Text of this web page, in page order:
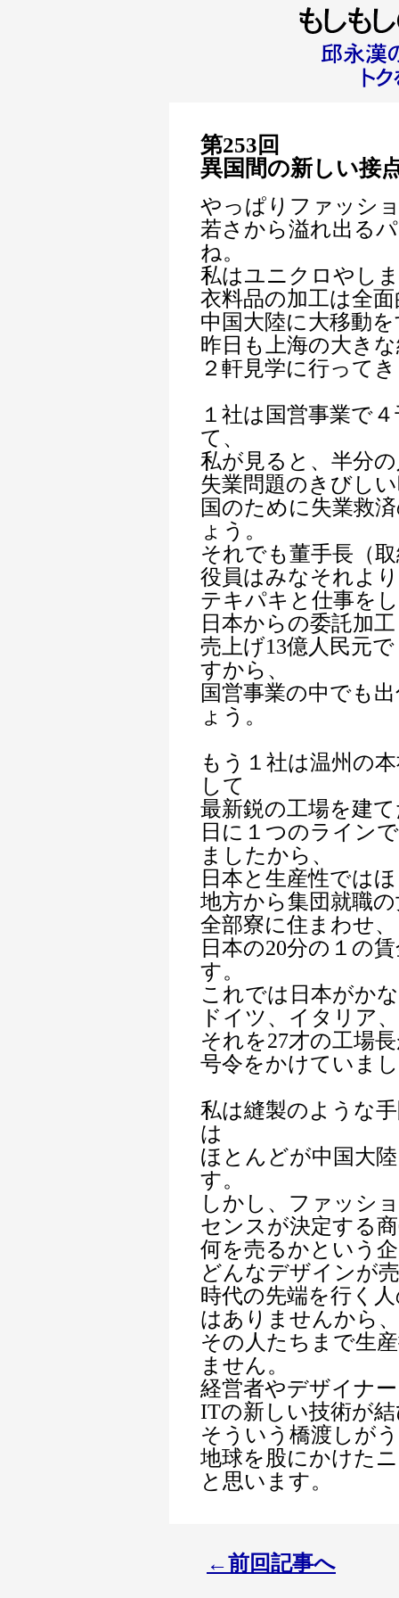
第253回
異国間の新しい接
やっぱりファッシ
若さから溢れ出る
ね。
私はユニクロやし
衣料品の加工は全
中国大陸に大移動
昨日も上海の大き
２軒見学に行って
１社は国営事業で
て、
私が見ると、半分
失業問題のきびし
国のために失業救
ょう。
それでも董手長（
役員はみなそれよ
テキパキと仕事を
日本からの委託加
売上げ13億人民元
すから、
国営事業の中でも
ょう。
もう１社は温州の
して
最新鋭の工場を建
日に１つのライン
ましたから、
日本と生産性では
地方から集団就職
全部寮に住まわせ、
日本の20分の１の
す。
これでは日本がか
ドイツ、イタリア
それを27才の工場
号令をかけていま
私は縫製のような
は
ほとんどが中国大
す。
しかし、ファッシ
センスが決定する
何を売るかという
どんなデザインが
時代の先端を行く
はありませんから、
その人たちまで生
ません。
経営者やデザイナ
ITの新しい技術が
そういう橋渡しが
地球を股にかけた
と思います。
←前回記事へ